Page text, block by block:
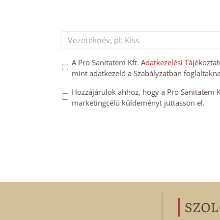
Név
*
GDPT
hozzájárulás
A Pro Sanitatem Kft. Adatkezelési
mint adatkezelő a Szabályzatban
Mailchimp
feliratkozás
Hozzájárulok ahhoz, hogy a Pro
marketingcélú küldeményt juttasson el.